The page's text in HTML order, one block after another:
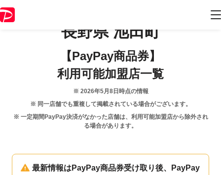
長野県 池田町
【PayPay商品券】
利用可能加盟店一覧
※ 2026年5月8日 時点の情報
※ 同一店舗でも重複して掲載されている場合がございます。
※ 一定期間PayPay決済がなかった店舗は、利用可能加盟店から除外され
る場合があります。
最新情報はPayPay商品券受け取り後、PayPay